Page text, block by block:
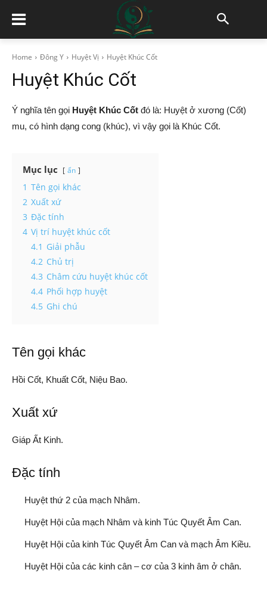
Home Đông Y Huyệt Vị Huyệt Khúc Cốt
Huyệt Khúc Cốt
Ý nghĩa tên gọi Huyệt Khúc Cốt đó là: Huyệt ở xương (Cốt)
mu, có hình dạng cong (khúc), vì vậy gọi là Khúc Cốt.
Mục lục ẩn
1 Tên gọi khác
2 Xuất xứ
3 Đặc tính
4 Vị trí huyệt khúc cốt
4.1 Giải phẫu
4.2 Chủ trị
4.3 Châm cứu huyệt khúc cốt
4.4 Phối hợp huyệt
4.5 Ghi chú
Tên gọi khác
Hồi Cốt, Khuất Cốt, Niệu Bao.
Xuất xứ
Giáp Ất Kinh.
Đặc tính
Huyệt thứ 2 của mạch Nhâm.
Huyệt Hội của mạch Nhâm và kinh Túc Quyết Âm Can.
Huyệt Hội của kinh Túc Quyết Âm Can và mạch Âm Kiều.
Huyệt Hội của các kinh cân – cơ của 3 kinh âm ở chân.